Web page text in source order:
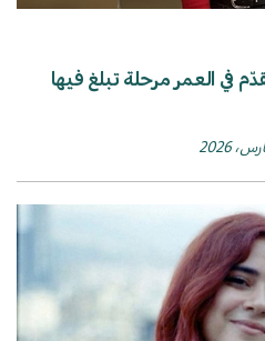
في العمر مرحلة تبلغ فيها